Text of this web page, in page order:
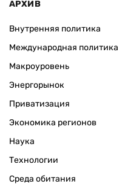
АРХИВ
Внутренняя политика
Международная политика
Макроуровень
Энергорынок
Приватизация
Экономика регионов
Наука
Технологии
Среда обитания